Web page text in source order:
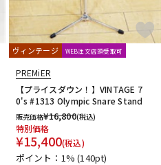
ヴィンテージ WEB注文店頭受取可
PREMiER
【プライスダウン！】VINTAGE 7
0's #1313 Olympic Snare Stand
販売価格¥16,800(税込)
特別価格
¥15,400(税込)
ポイント：1%(140pt)